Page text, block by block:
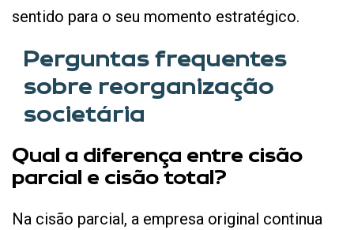
sentido para o seu momento estratégico.
Perguntas frequentes
sobre reorganização
societária
Qual a diferença entre cisão
parcial e cisão total?
Na cisão parcial, a empresa original continua